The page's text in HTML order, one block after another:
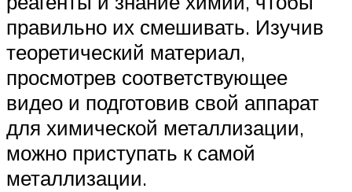
правильно их смешивать. Изучив
теоретический материал,
просмотрев соответствующее
видео и подготовив свой аппарат
для химической металлизации,
можно приступать к самой
металлизации.